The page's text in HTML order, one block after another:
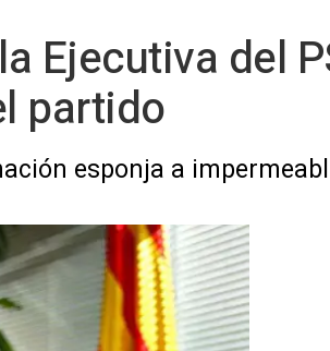
Ejecutiva del
partido
esponja a